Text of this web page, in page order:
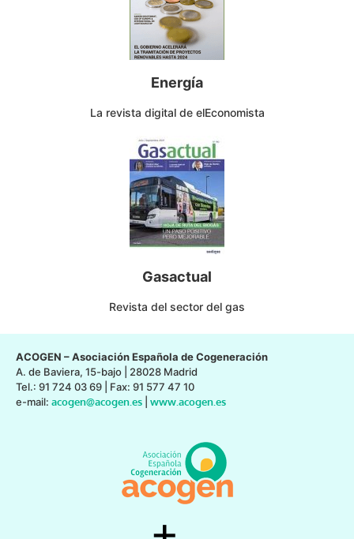
Energía
La revista digital de elEconomista
Gasactual
Revista del sector del gas
ACOGEN – Asociación Española de Cogeneración
A. de Baviera, 15-bajo | 28028 Madrid
Tel.: 91 724 03 69 | Fax: 91 577 47 10
e-mail: acogen@acogen.es www.acogen.es